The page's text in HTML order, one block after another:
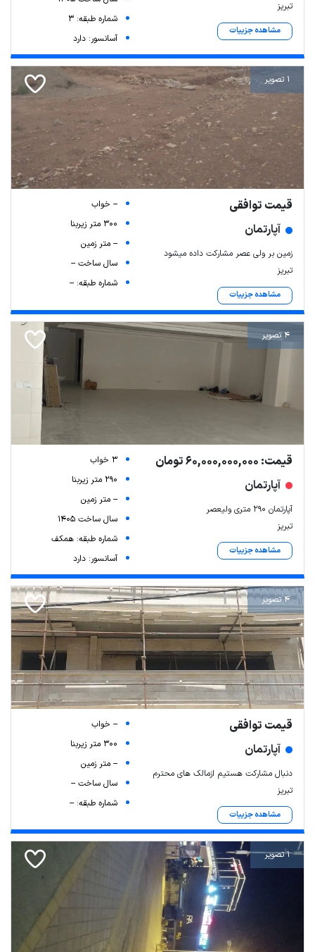
تبریز
مشاهده جزییات
شماره طبقه: 3
آسانسور: دارد
1 تصویر
قیمت توافقی
آپارتمان
زمین بر ولی عصر مشارکت داده میشود
تبریز
مشاهده جزییات
-- خواب
300 متر زیربنا
-- متر زمین
سال ساخت --
شماره طبقه: --
4 تصویر
قیمت: 60,000,000,000 تومان
آپارتمان
آپارتمان ۲۹۰ متری ولیعصر
تبریز
مشاهده جزییات
3 خواب
290 متر زیربنا
-- متر زمین
سال ساخت 1405
شماره طبقه: همکف
آسانسور: دارد
4 تصویر
قیمت توافقی
آپارتمان
دنبال مشارکت هستیم ازمالک های محترم
تبریز
مشاهده جزییات
-- خواب
300 متر زیربنا
-- متر زمین
سال ساخت --
شماره طبقه: --
1 تصویر